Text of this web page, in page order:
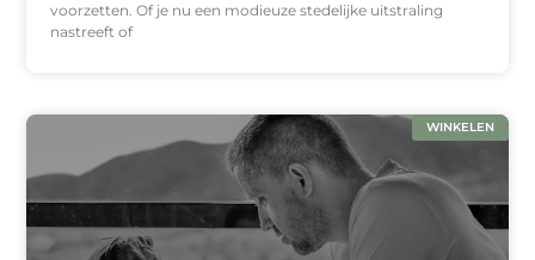
voorzetten. Of je nu een modieuze stedelijke uitstraling
nastreeft of
WINKELEN